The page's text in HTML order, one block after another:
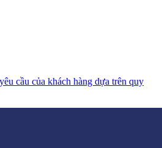
cầu của khách hàng dựa trên quy